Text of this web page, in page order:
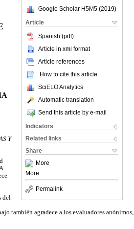
Google Scholar H5M5 (2019)
Article
Spanish (pdf)
Article in xml format
Article references
How to cite this article
SciELO Analytics
Automatic translation
Send this article by e-mail
Indicators
Related links
Share
More
More
Permalink
Y
del
también agradece a los evaluadores anónimos,